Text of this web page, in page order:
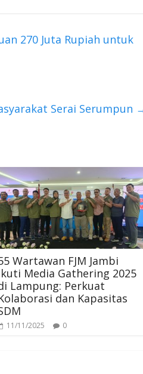
270 Juta Rupiah untuk
Serai Serumpun
Wartawan FJM Jambi
Media Gathering 2025
Lampung: Perkuat
dan Kapasitas
11/11/2025 0